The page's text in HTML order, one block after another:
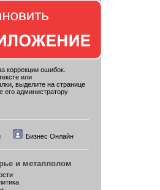
коррекции ошибок.
или
выделите на странице
его администратору
Бизнес Онлайн
и металлолом